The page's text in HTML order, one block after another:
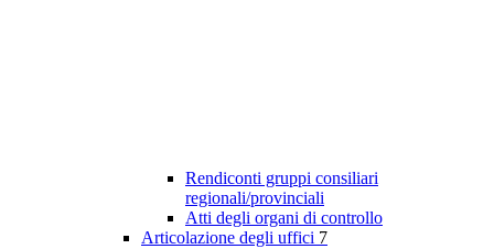
Rendiconti gruppi consiliari
regionali/provinciali
Atti degli organi di controllo
Articolazione degli uffici 7